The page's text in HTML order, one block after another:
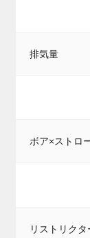
排気量
ボア×ストロ
リストリクタ